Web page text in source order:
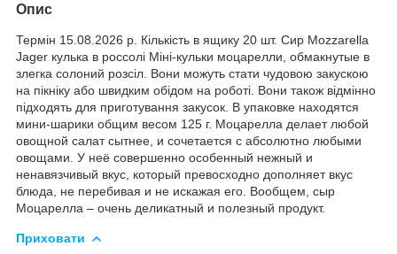
Опис
Термін 15.08.2026 р. Кількість в ящику 20 шт. Сир Mozzarella
Jager кулька в россолі Міні-кульки моцарелли, обмакнутые в
злегка солоний розсіл. Вони можуть стати чудовою закускою
на пікніку або швидким обідом на роботі. Вони також відмінно
підходять для приготування закусок. В упаковке находятся
мини-шарики общим весом 125 г. Моцарелла делает любой
овощной салат сытнее, и сочетается с абсолютно любыми
овощами. У неё совершенно особенный нежный и
ненавязчивый вкус, который превосходно дополняет вкус
блюда, не перебивая и не искажая его. Вообщем, сыр
Моцарелла – очень деликатный и полезный продукт.
Приховати